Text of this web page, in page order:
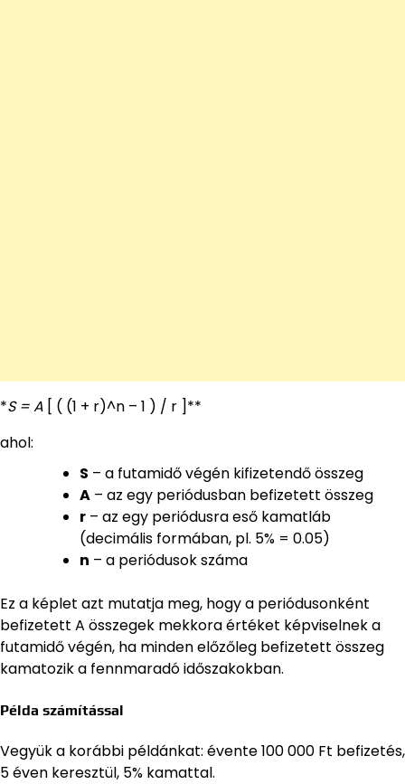
*S = A [ ( (1 + r)^n – 1 ) / r ]**
ahol:
S – a futamidő végén kifizetendő összeg
A – az egy periódusban befizetett összeg
r – az egy periódusra eső kamatláb
(decimális formában, pl. 5% = 0.05)
n – a periódusok száma
Ez a képlet azt mutatja meg, hogy a periódusonként
befizetett A összegek mekkora értéket képviselnek a
futamidő végén, ha minden előzőleg befizetett összeg
kamatozik a fennmaradó időszakokban.
Példa számítással
Vegyük a korábbi példánkat: évente 100 000 Ft befizetés,
5 éven keresztül, 5% kamattal.